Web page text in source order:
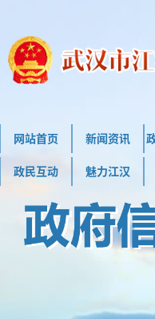
网站首页 新闻资讯
政民互动 魅力江汉